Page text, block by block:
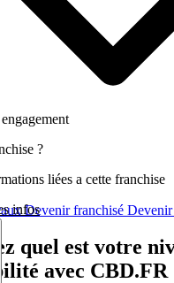
Devenir franchisé
?
liées a cette franchise
infos
quel est votre
avec CBD.FR